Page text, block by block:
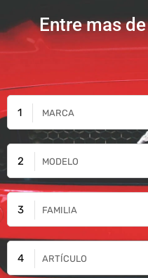
Entre mas
MARCA
MODELO
FAMILIA
ARTÍCULO